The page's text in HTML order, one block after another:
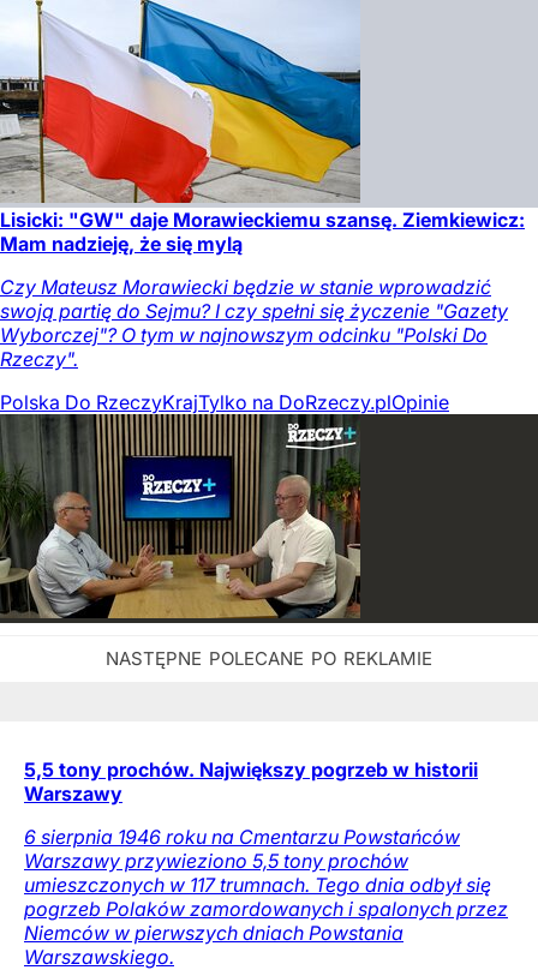
Lisicki: "GW" daje Morawieckiemu szansę. Ziemkiewicz:
Mam nadzieję, że się mylą
Czy Mateusz Morawiecki będzie w stanie wprowadzić
swoją partię do Sejmu? I czy spełni się życzenie "Gazety
Wyborczej"? O tym w najnowszym odcinku "Polski Do
Rzeczy".
Polska Do RzeczyKrajTylko na DoRzeczy.plOpinie
5,5 tony prochów. Największy pogrzeb w historii
Warszawy
6 sierpnia 1946 roku na Cmentarzu Powstańców
Warszawy przywieziono 5,5 tony prochów
umieszczonych w 117 trumnach. Tego dnia odbył się
pogrzeb Polaków zamordowanych i spalonych przez
Niemców w pierwszych dniach Powstania
Warszawskiego.